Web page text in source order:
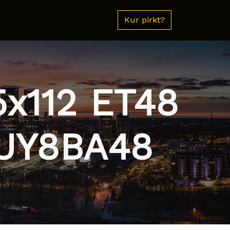
Kur pirkt?
ET48